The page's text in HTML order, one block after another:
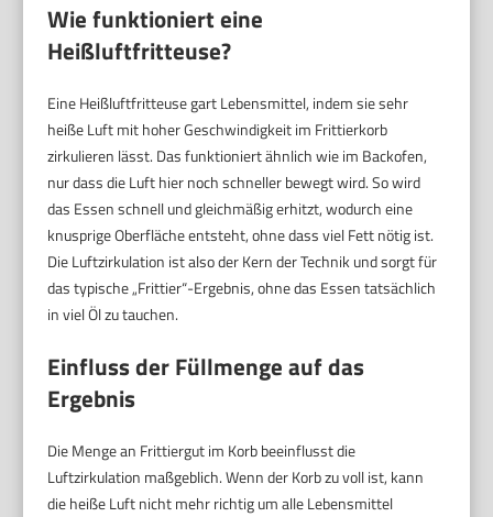
Wie funktioniert eine
Heißluftfritteuse?
Eine Heißluftfritteuse gart Lebensmittel, indem sie sehr
heiße Luft mit hoher Geschwindigkeit im Frittierkorb
zirkulieren lässt. Das funktioniert ähnlich wie im Backofen,
nur dass die Luft hier noch schneller bewegt wird. So wird
das Essen schnell und gleichmäßig erhitzt, wodurch eine
knusprige Oberfläche entsteht, ohne dass viel Fett nötig ist.
Die Luftzirkulation ist also der Kern der Technik und sorgt für
das typische „Frittier“-Ergebnis, ohne das Essen tatsächlich
in viel Öl zu tauchen.
Einfluss der Füllmenge auf das
Ergebnis
Die Menge an Frittiergut im Korb beeinflusst die
Luftzirkulation maßgeblich. Wenn der Korb zu voll ist, kann
die heiße Luft nicht mehr richtig um alle Lebensmittel